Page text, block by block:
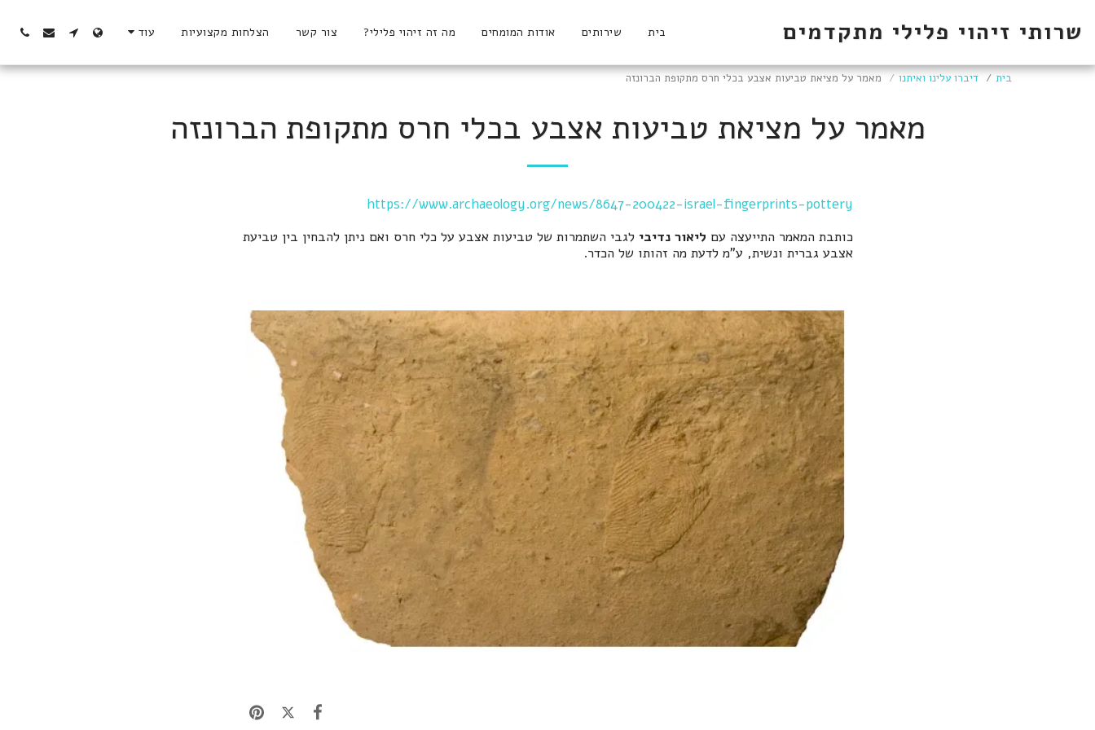
שרותי זיהוי פלילי מתקדמים בית שירותים אודות המומחים מה זה זיהוי פלילי? צור קשר הצלחות מקצועיות עוד
בית דיברו עלינו ואיתנו מאמר על מציאת טביעות אצבע בכלי חרס מתקופת הברונזה
מאמר על מציאת טביעות אצבע בכלי חרס מתקופת הברונזה
https://www.archaeology.org/news/8647-200422-israel-fingerprints-pottery
כותבת המאמר התייעצה עם ליאור נדיבי לגבי השתמרות של טביעות אצבע על כלי חרס ואם ניתן להבחין בין טביעת
אצבע גברית ונשית, ע"מ לדעת מה זהותו של הכדר.